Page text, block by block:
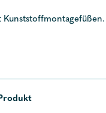
Kunststoffmontagefüßen.